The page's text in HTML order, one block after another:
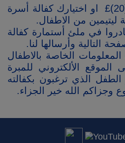
£
او اختيارك كفالة أسرة
في ملئ أستمارة كفالة
التالية وأرسالها لنا.
المعلومات الخاصة بالاطفال
الموقع الألكتروني للمبرة
الطفل الذي ترغبون بكفالته
الله خير الجزاء.